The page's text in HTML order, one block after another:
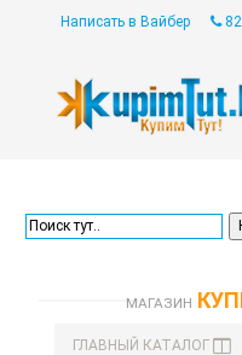
Написать в Вайбер
МАГАЗИН
ГЛАВНЫЙ КАТАЛОГ